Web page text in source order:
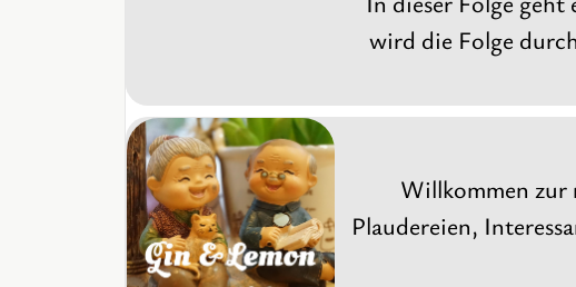
wird die Folge
Willkommen zur
Plaudereien,